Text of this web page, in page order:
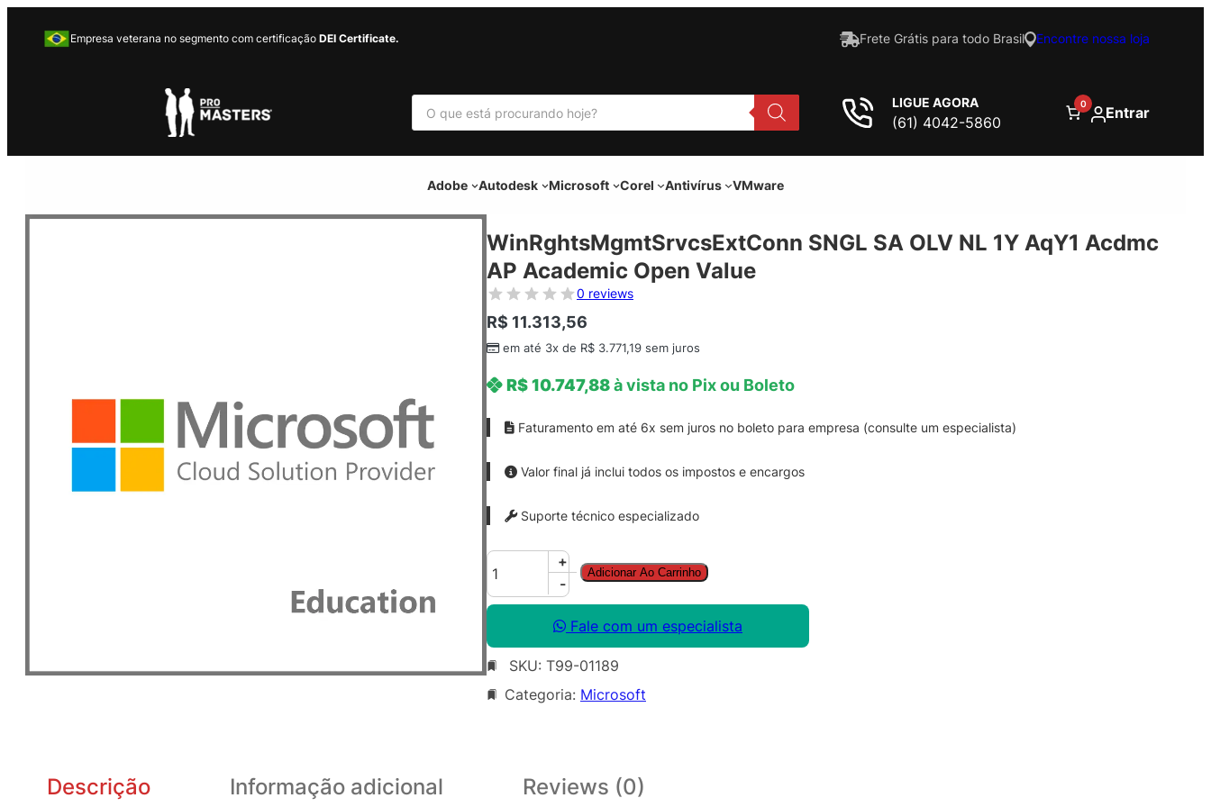
Empresa veterana no segmento com certificação DEI Certificate. Frete Grátis para todo Brasil Encontre nossa loja
P
s
u
r
LIGUE AGORA
(61) 4042-5860
0 Entrar
Adobe Autodesk Microsoft Corel Antivírus VMware
WinRghtsMgmtSrvcsExtConn SNGL SA OLV NL 1Y AqY1 Acdmc
AP Academic Open Value
0 reviews
R$ 11.313,56
em até 3x de R$ 3.771,19 sem juros
R$10.747,88à vista no Pix ou Boleto
Faturamento em até 6x sem juros no boleto para empresa (consulte um especialista)
Valor final já inclui todos os impostos e encargos
Suporte técnico especializado
W
n
g
h
t
+
-
Adicionar Ao Carrinho
Fale com um especialista
SKU: T99-01189
Categoria: Microsoft
Descrição Informação adicional Reviews (0)